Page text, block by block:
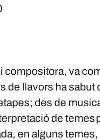
compositora, va
de llavors ha
des de
de temes
en alguns